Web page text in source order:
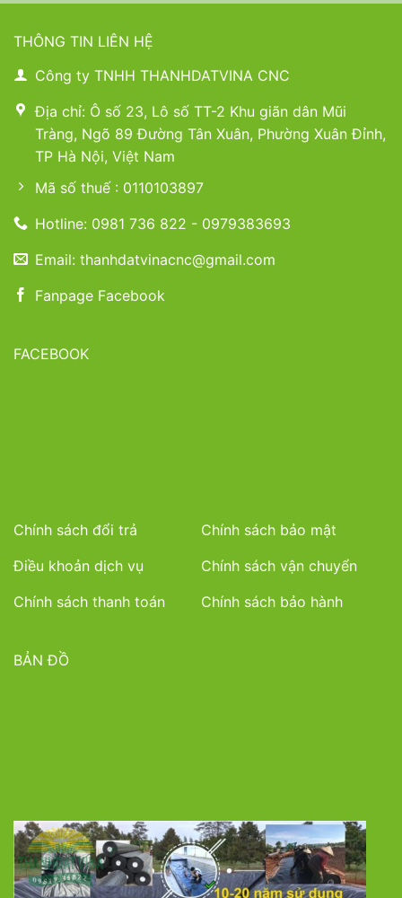
THÔNG TIN LIÊN HỆ
Công ty TNHH THANHDATVINA CNC
Địa chỉ: Ô số 23, Lô số TT-2 Khu giãn dân Mũi
Tràng, Ngõ 89 Đường Tân Xuân, Phường Xuân Đỉnh,
TP Hà Nội, Việt Nam
Mã số thuế : 0110103897
Hotline: 0981 736 822 - 0979383693
Email: thanhdatvinacnc@gmail.com
Fanpage Facebook
FACEBOOK
Chính sách đổi trả
Chính sách bảo mật
Điều khoản dịch vụ
Chính sách vận chuyển
Chính sách thanh toán
Chính sách bảo hành
BẢN ĐỒ